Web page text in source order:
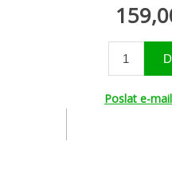
Poslat e-